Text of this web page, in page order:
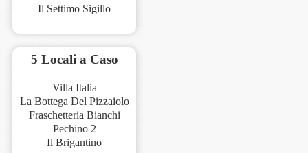
Il Settimo Sigillo
5 Locali a Caso
Villa Italia
La Bottega Del Pizzaiolo
Fraschetteria Bianchi
Pechino 2
Il Brigantino